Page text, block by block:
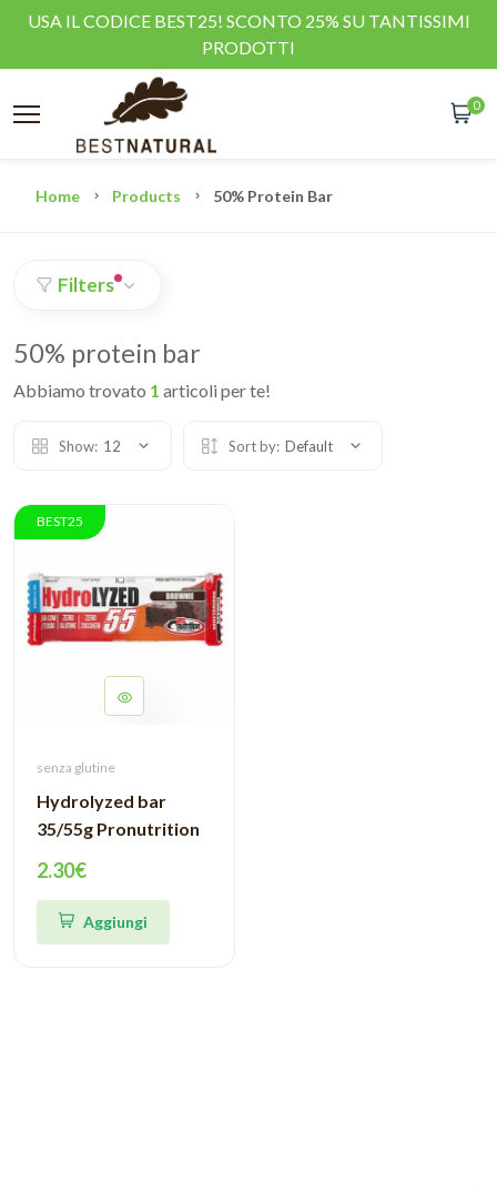
USA IL CODICE BEST25! SCONTO 25% SU TANTISSIMI
PRODOTTI
0
Home Products 50% Protein Bar
Filters
50% protein bar
Abbiamo trovato 1 articoli per te!
Show: 12 Sort by: Default
BEST25
senza glutine
Hydrolyzed bar
35/55g Pronutrition
2.30€
Aggiungi